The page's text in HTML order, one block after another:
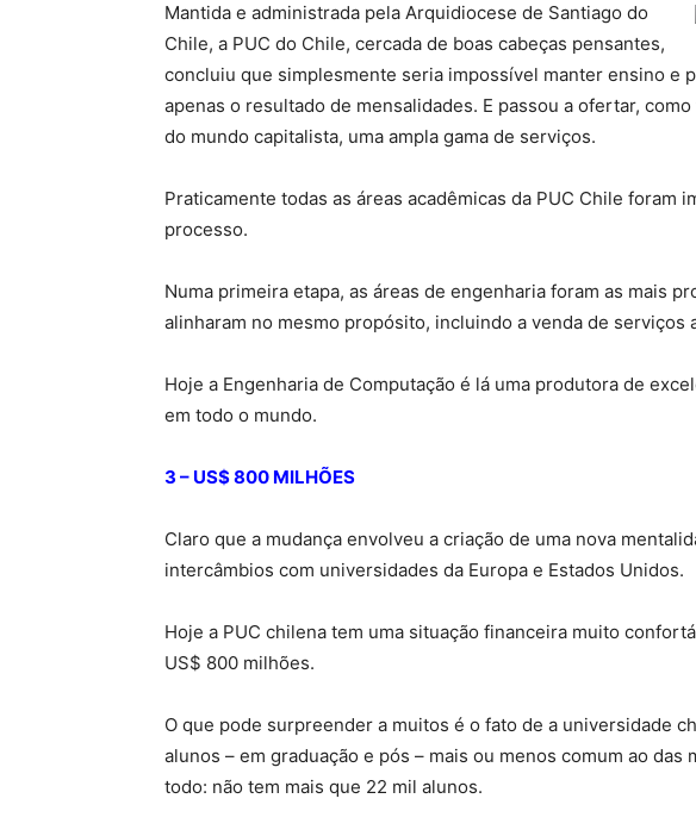
Mantida e administrada pela Arquidiocese de Santiago do
Chile, a PUC do Chile, cercada de boas cabeças pensantes,
concluiu que simplesmente seria impossível manter ensino e
apenas o resultado de mensalidades. E passou a ofertar,
do mundo capitalista, uma ampla gama de serviços.
Praticamente todas as áreas acadêmicas da PUC Chile foram
processo.
Numa primeira etapa, as áreas de engenharia foram as mais
alinharam no mesmo propósito, incluindo a venda de serviços
Hoje a Engenharia de Computação é lá uma produtora de
em todo o mundo.
3 – US$ 800 MILHÕES
Claro que a mudança envolveu a criação de uma nova
intercâmbios com universidades da Europa e Estados Unidos.
Hoje a PUC chilena tem uma situação financeira muito
US$ 800 milhões.
O que pode surpreender a muitos é o fato de a universidade
alunos – em graduação e pós – mais ou menos comum ao
todo: não tem mais que 22 mil alunos.